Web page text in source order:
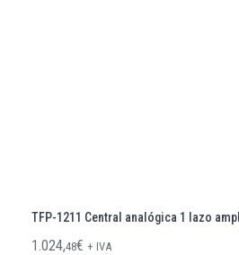
TFP-1211 Central analógica 1 lazo
1.024,48€ + IVA